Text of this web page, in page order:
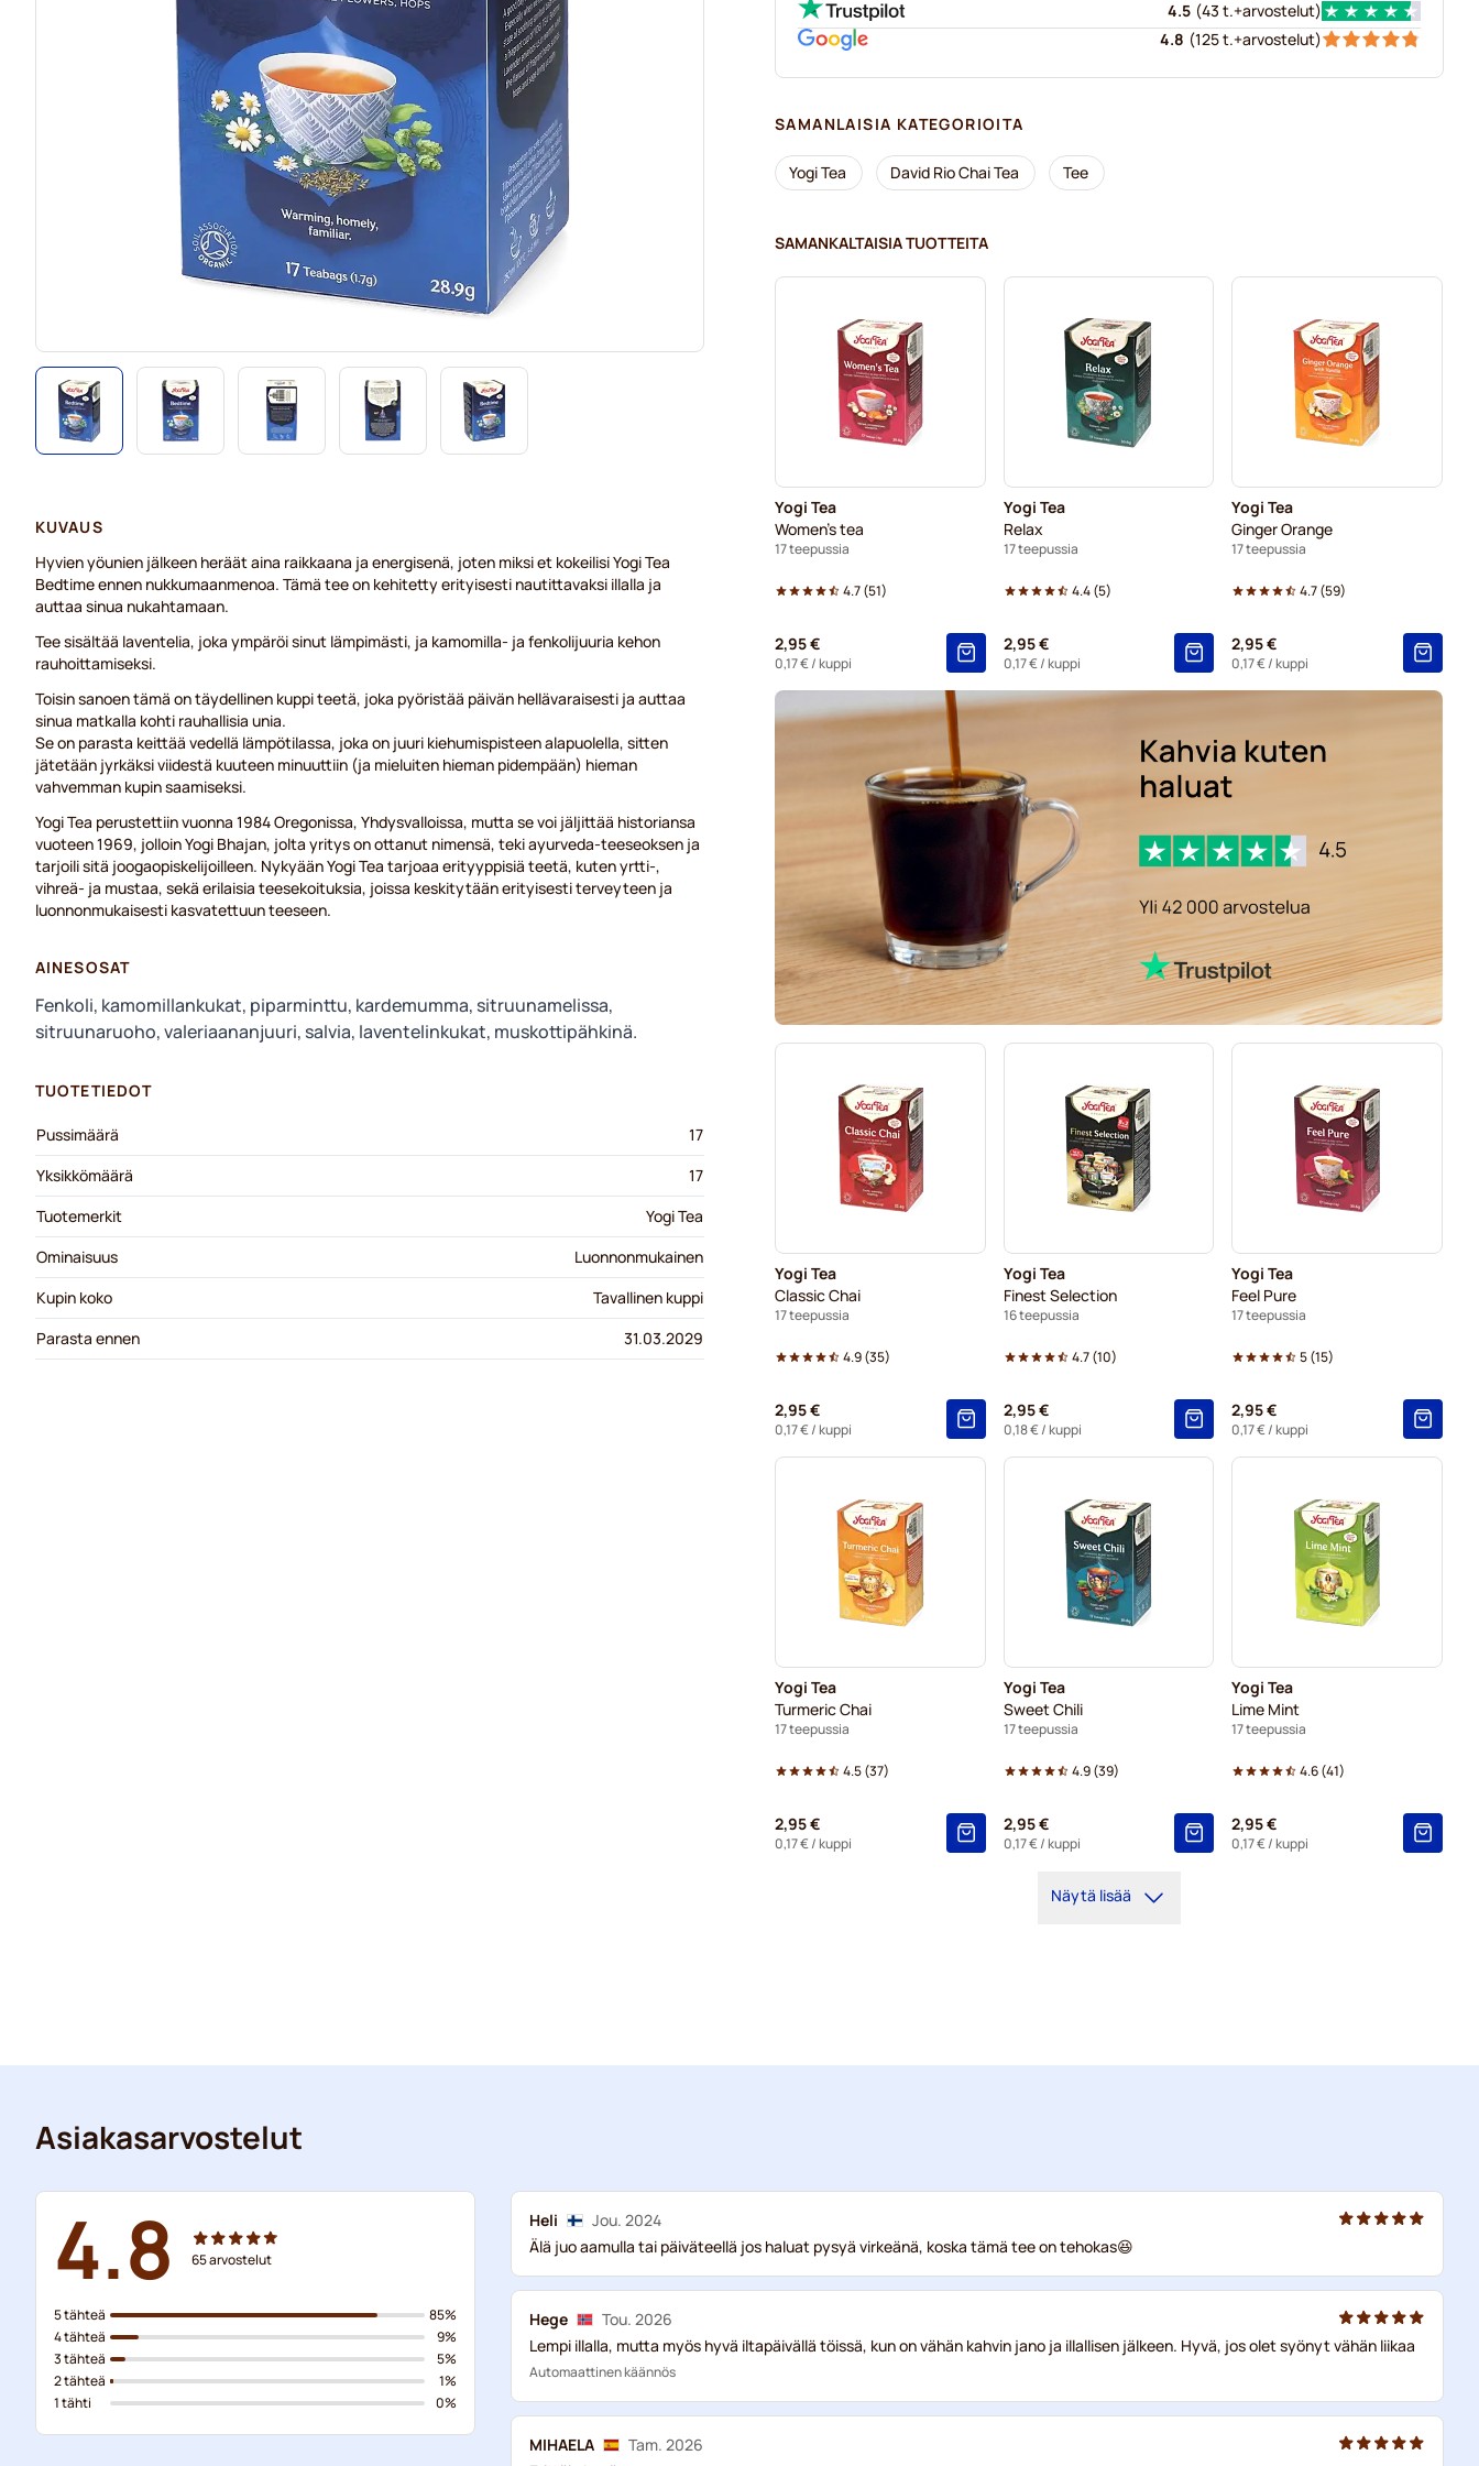
4.5 (43 t.+arvostelut)
4.8 (125 t.+arvostelut)
SAMANLAISIA KATEGORIOITA
Yogi Tea David Rio Chai Tea Tee
SAMANKALTAISIA TUOTTEITA
Yogi Tea
Women's tea
17 teepussia
4.7(51)
2,95 €
0,17 €/ kuppi
Yogi Tea
Relax
17 teepussia
4.4(5)
2,95 €
0,17 €/ kuppi
Yogi Tea
Ginger Orange
17 teepussia
4.7(59)
2,95 €
0,17 €/ kuppi
Yogi Tea
Classic Chai
17 teepussia
4.9(35)
2,95 €
0,17 €/ kuppi
Yogi Tea
Finest Selection
16 teepussia
4.7(10)
2,95 €
0,18 €/ kuppi
Yogi Tea
Feel Pure
17 teepussia
5(15)
2,95 €
0,17 €/ kuppi
Yogi Tea
Turmeric Chai
17 teepussia
4.5(37)
2,95 €
0,17 €/ kuppi
Yogi Tea
Sweet Chili
17 teepussia
4.9(39)
2,95 €
0,17 €/ kuppi
Yogi Tea
Lime Mint
17 teepussia
4.6(41)
2,95 €
0,17 €/ kuppi
Näytä lisää
KUVAUS
Hyvien yöunien jälkeen heräät aina raikkaana ja energisenä, joten miksi et kokeilisi Yogi Tea
Bedtime ennen nukkumaanmenoa. Tämä tee on kehitetty erityisesti nautittavaksi illalla ja
auttaa sinua nukahtamaan.
Tee sisältää laventelia, joka ympäröi sinut lämpimästi, ja kamomilla- ja fenkolijuuria kehon
rauhoittamiseksi.
Toisin sanoen tämä on täydellinen kuppi teetä, joka pyöristää päivän hellävaraisesti ja auttaa
sinua matkalla kohti rauhallisia unia.
Se on parasta keittää vedellä lämpötilassa, joka on juuri kiehumispisteen alapuolella, sitten
jätetään jyrkäksi viidestä kuuteen minuuttiin (ja mieluiten hieman pidempään) hieman
vahvemman kupin saamiseksi.
Yogi Tea perustettiin vuonna 1984 Oregonissa, Yhdysvalloissa, mutta se voi jäljittää historiansa
vuoteen 1969, jolloin Yogi Bhajan, jolta yritys on ottanut nimensä, teki ayurveda-teeseoksen ja
tarjoili sitä joogaopiskelijoilleen. Nykyään Yogi Tea tarjoaa erityyppisiä teetä, kuten yrtti-,
vihreä- ja mustaa, sekä erilaisia teesekoituksia, joissa keskitytään erityisesti terveyteen ja
luonnonmukaisesti kasvatettuun teeseen.
AINESOSAT
Fenkoli, kamomillankukat, piparminttu, kardemumma, sitruunamelissa,
sitruunaruoho, valeriaananjuuri, salvia, laventelinkukat, muskottipähkinä.
TUOTETIEDOT
Pussimäärä
17
Yksikkömäärä
17
Tuotemerkit
Yogi Tea
Ominaisuus
Luonnonmukainen
Kupin koko
Tavallinen kuppi
Parasta ennen
31.03.2029
Asiakasarvostelut
4.8 65arvostelut
5 tähteä
4 tähteä
3 tähteä
2 tähteä
1 tähti
85%
9%
5%
1%
0%
Heli
Jou. 2024
Älä juo aamulla tai päiväteellä jos haluat pysyä virkeänä, koska tämä tee on tehokas😆
Hege
Tou. 2026
Lempi illalla, mutta myös hyvä iltapäivällä töissä, kun on vähän kahvin jano ja illallisen jälkeen. Hyvä, jos olet syönyt vähän liikaa
Automaattinen käännös
MIHAELA
Tam. 2026